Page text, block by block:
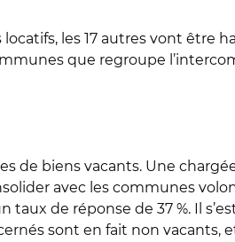
les 17 autres vont être
que regroupe
de biens vacants. Une
avec les communes
de réponse de 37 %. Il
sont en fait non vacants,